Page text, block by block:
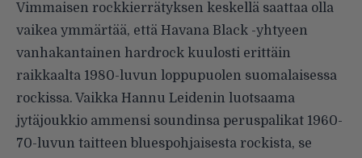
Vimmaisen rockkierrätyksen keskellä saattaa olla
vaikea ymmärtää, että Havana Black -yhtyeen
vanhakantainen hardrock kuulosti erittäin
raikkaalta 1980-luvun loppupuolen suomalaisessa
rockissa. Vaikka Hannu Leidenin luotsaama
jytäjoukkio ammensi soundinsa peruspalikat 1960-
70-luvun taitteen bluespohjaisesta rockista, se